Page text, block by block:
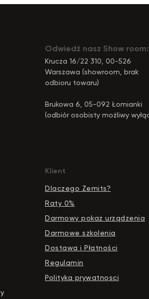
Odwiedź nasz Show room:
Krucza 16/22 310, 00-526
Warszawa (showroom, brak
odbioru towaru)
Brukowa 6, 05-092 Łomianki
(odbiór osobisty możliwy
Klient
Dlaczego Zemits?
Raty 0%
Darmowy pokaz urządzenia
Darmowe szkolenia
Dostawa i Płatności
Regulamin
Polityka prywatnosci